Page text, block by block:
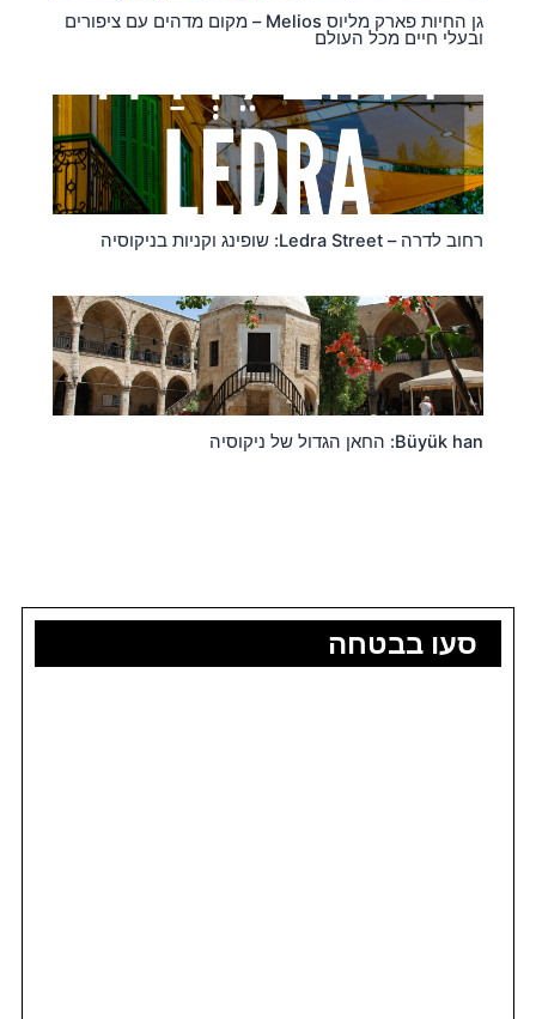
סעו בבטחה
גן החיות פארק מליוס Melios – מקום מדהים עם ציפורים
ובעלי חיים מכל העולם
רחוב לדרה – Ledra Street: שופינג וקניות בניקוסיה
Büyük han: החאן הגדול של ניקוסיה